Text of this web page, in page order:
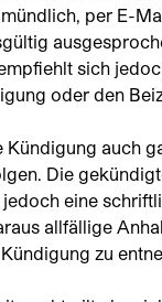
per E-
sich
oder den
Kündigung auch
Die
eine
allfällige
zu